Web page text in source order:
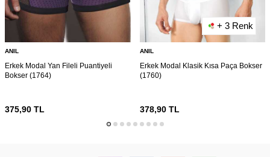
ANIL
Erkek Modal Yan Fileli Puantiyeli
Bokser (1764)
375,90 TL
+ 3 Renk
ANIL
Erkek Modal Klasik Kısa Paça Bokser
(1760)
378,90TL